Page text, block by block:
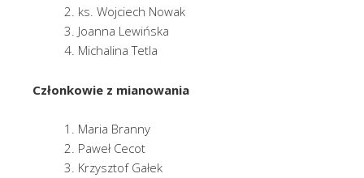
ks. Wojciech Nowak
Joanna Lewińska
Michalina Tetla
Członkowie z mianowania
Maria Branny
Paweł Cecot
Krzysztof Gałek